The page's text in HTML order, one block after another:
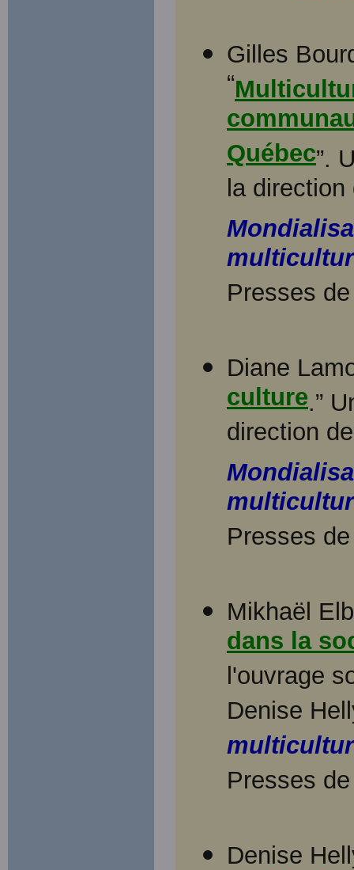
Gilles
“
Québec”.
la
Presses
Diane
culture.”
direction
Presses
Mikhaël
dans la
l'ouvrage
Denise
Presses
Denise